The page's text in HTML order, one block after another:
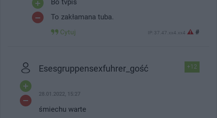
Bo tvpis
To zakłamana tuba.
Cytuj IP: 37.47.xx4.xx4 #
+12
Esesgruppensexfuhrer_gość
28.01.2022, 15:27
śmiechu warte